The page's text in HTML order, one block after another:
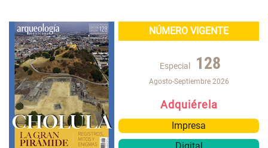
NÚMERO VIGENTE
Especial 128
Agosto-Septiembre 2026
Adquiérela
Impresa